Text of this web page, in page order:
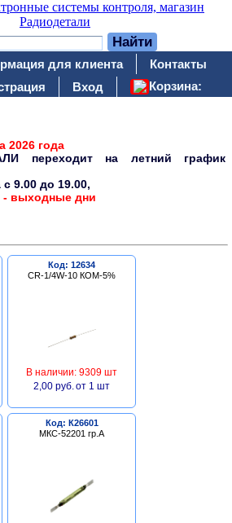
для клиента
Контакты
Вход Корзина:
2026 года
переходит на летний график
9.00 до 19.00,
- выходные дни
Код: 12634
CR-1/4W-10 КОМ-5%
В наличии: 9309 шт
2,00 руб. от 1 шт
Код: К26601
МКС-52201 гр.А